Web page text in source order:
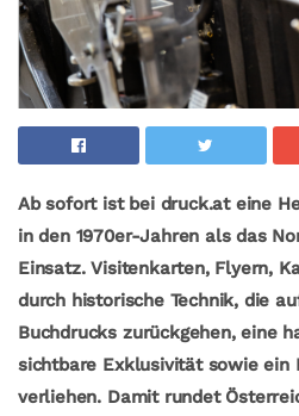
Ab sofort ist bei druck.at eine
in den 1970er-Jahren als das
Einsatz. Visitenkarten, Flyern,
durch historische Technik, die
Buchdrucks zurückgehen, eine
sichtbare Exklusivität sowie ein
verliehen. Damit rundet